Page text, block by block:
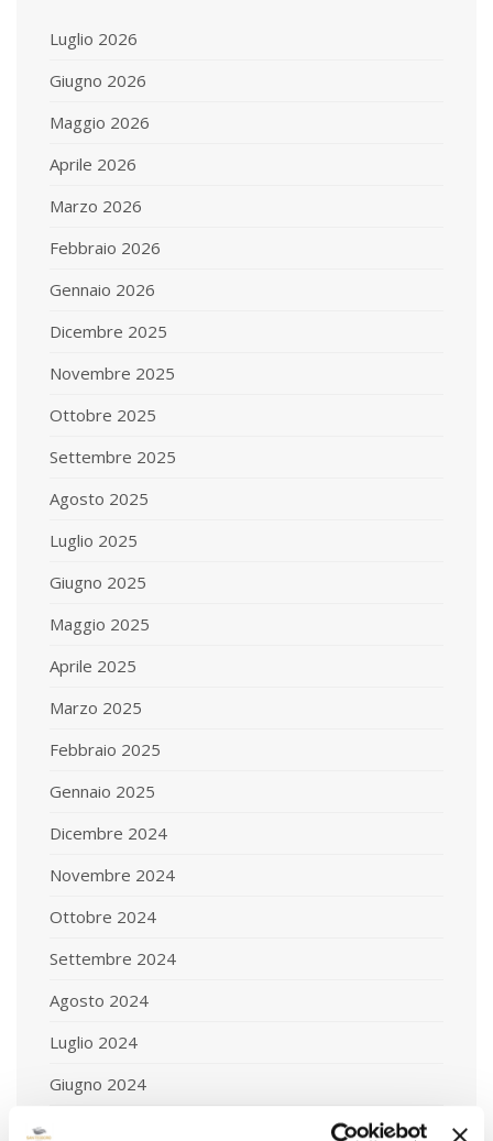
Luglio 2026
Giugno 2026
Maggio 2026
Aprile 2026
Marzo 2026
Febbraio 2026
Gennaio 2026
Dicembre 2025
Novembre 2025
Ottobre 2025
Settembre 2025
Agosto 2025
Luglio 2025
Giugno 2025
Maggio 2025
Aprile 2025
Marzo 2025
Febbraio 2025
Gennaio 2025
Dicembre 2024
Novembre 2024
Ottobre 2024
Settembre 2024
Agosto 2024
Luglio 2024
Giugno 2024